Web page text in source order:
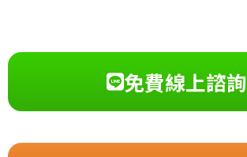
免費線上諮詢